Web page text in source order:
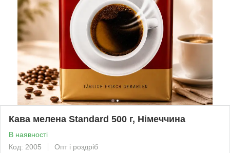
Кава мелена Standard 500 г, Німеччина
В наявності
Код: 2005
Опт і роздріб